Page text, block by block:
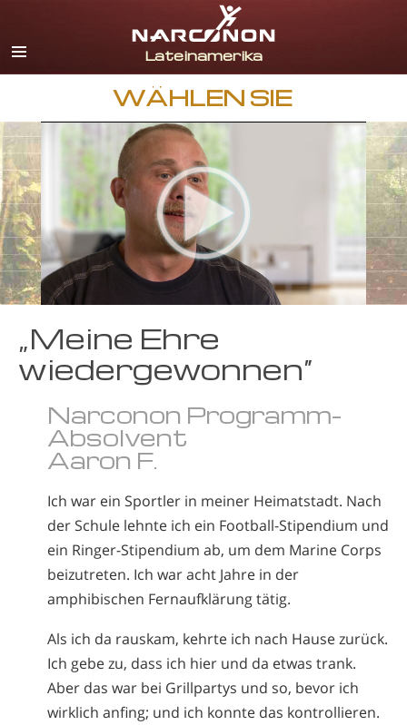
Spanisch
Englisch
Portugiesisch
Italienisch
Niederländisch
Deutsch
Kroatisch
Alle Regionen/Sprachen
WÄHLEN SIE
„Meine Ehre
wiedergewonnen“
Narconon Programm-
Absolvent
Aaron F.
Ich war ein Sportler in meiner Heimatstadt. Nach
der Schule lehnte ich ein Football-Stipendium und
ein Ringer-Stipendium ab, um dem Marine Corps
beizutreten. Ich war acht Jahre in der
amphibischen Fernaufklärung tätig.
Als ich da rauskam, kehrte ich nach Hause zurück.
Ich gebe zu, dass ich hier und da etwas trank.
Aber das war bei Grillpartys und so, bevor ich
wirklich anfing; und ich konnte das kontrollieren.